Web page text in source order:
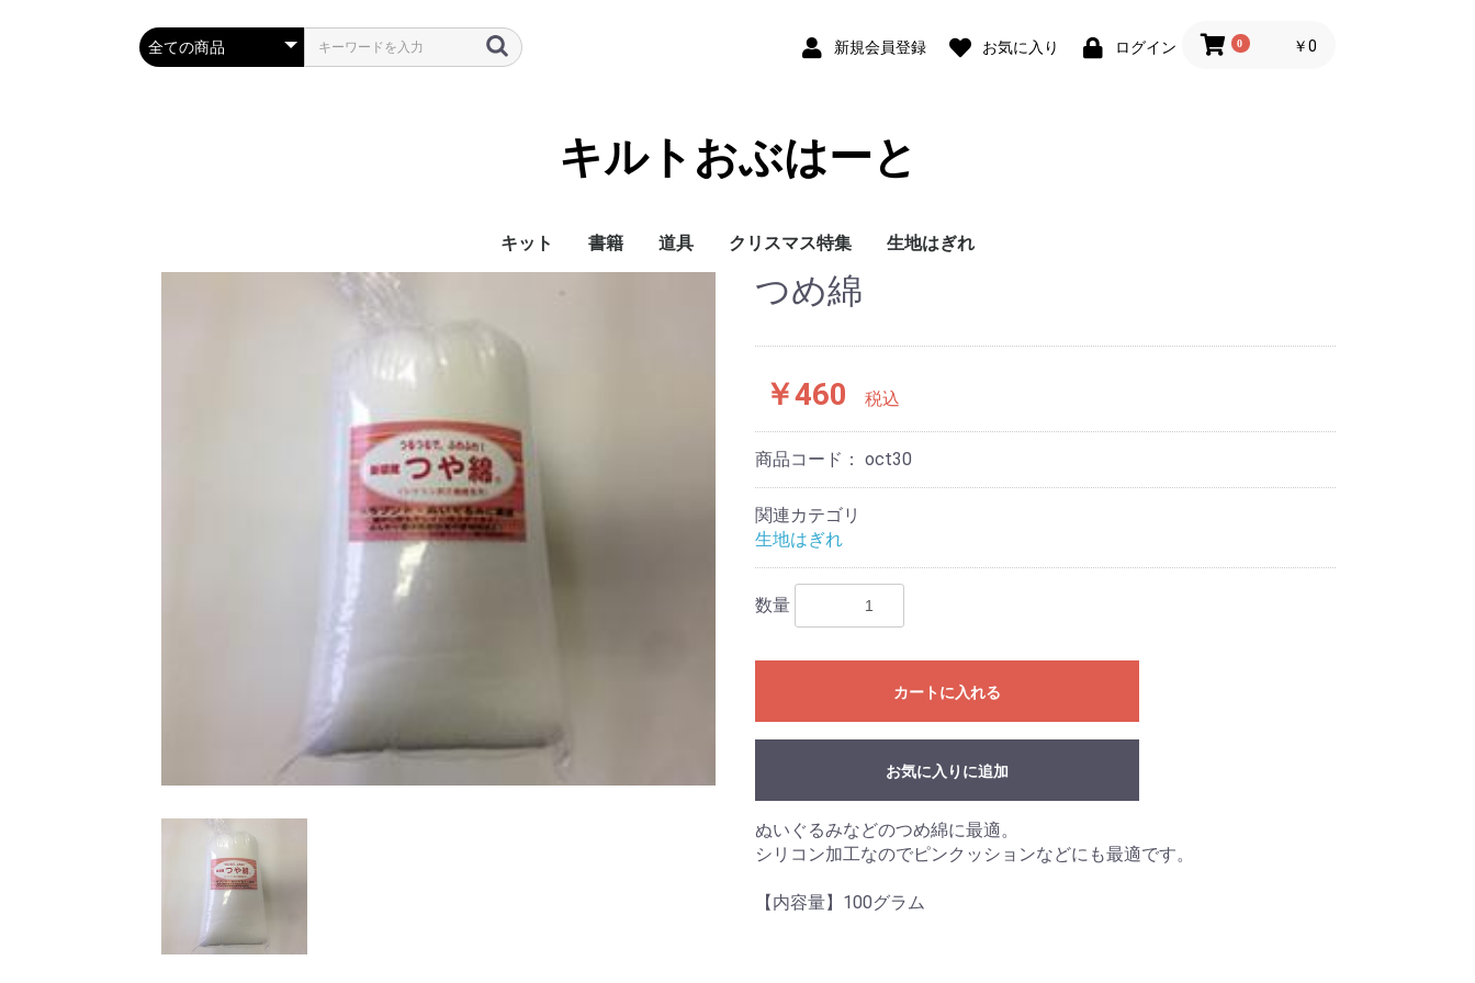
新規会員登録 お気に入り ログイン 0 ￥0
キルトおぶはーと
キット 書籍 道具 クリスマス特集 生地はぎれ
つめ綿
￥460 税込
商品コード： oct30
関連カテゴリ
生地はぎれ
数量
カートに入れる
お気に入りに追加
ぬいぐるみなどのつめ綿に最適。
シリコン加工なのでピンクッションなどにも最適です。
【内容量】100グラム